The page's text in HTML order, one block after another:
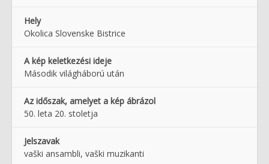
Hely
Okolica Slovenske Bistrice
A kép keletkezési ideje
Második világháború után
Az időszak, amelyet a kép ábrázol
50. leta 20. stoletja
Jelszavak
vaški ansambli, vaški muzikanti